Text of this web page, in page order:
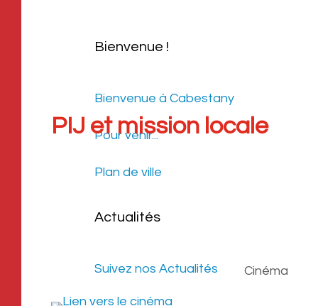
Bienvenue !
Bienvenue à Cabestany
Pour venir...
Plan de ville
Actualités
Suivez nos Actualités
PIJ et mission locale
Cinéma